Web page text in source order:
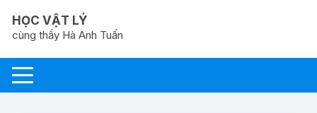
nội
dung
HỌC VẬT LÝ
cùng thầy Hà Anh Tuấn